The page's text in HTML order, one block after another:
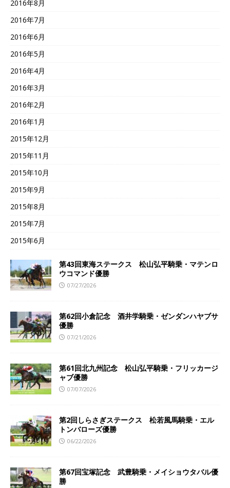
2016年8月
2016年7月
2016年6月
2016年5月
2016年4月
2016年3月
2016年2月
2016年1月
2015年12月
2015年11月
2015年10月
2015年9月
2015年8月
2015年7月
2015年6月
第43回東海ステークス 松山弘平騎乗・マテンロ
ウコマンド優勝
07/27/2026
第62回小倉記念 酒井学騎乗・ゼンダンハヤブサ
優勝
07/21/2026
第61回北九州記念 松山弘平騎乗・フリッカージ
ャブ優勝
07/07/2026
第2回しらさぎステークス 松若風馬騎乗・エル
トンバローズ優勝
06/22/2026
第67回宝塚記念 武豊騎乗・メイショウタバル優
勝